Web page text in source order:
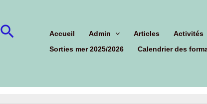
Rechercher
Accueil Admin Articles Activités
Sorties mer 2025/2026
Calendrier des